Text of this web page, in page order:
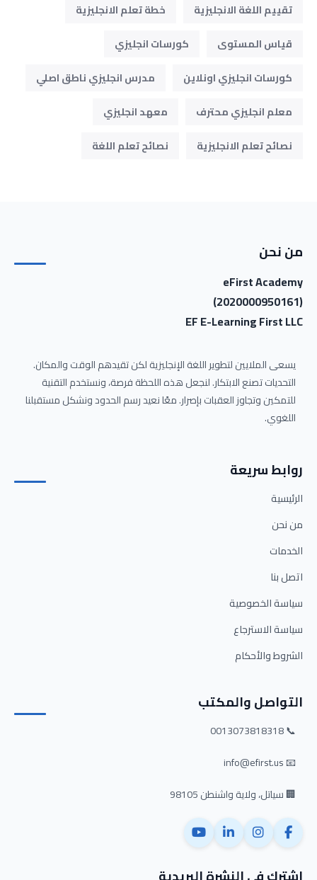
تقييم اللغة الانجليزية
خطة تعلم الانجليزية
قياس المستوى
كورسات انجليزي
كورسات انجليزي اونلاين
مدرس انجليزي ناطق اصلي
معلم انجليزي محترف
معهد انجليزي
نصائح تعلم الانجليزية
نصائح تعلم اللغة
من نحن
eFirst Academy
EF E-Learning First LLC
يسعى الملايين لتطوير اللغة الإنجليزية لكن تقيدهم الوقت والمكان.
التحديات تصنع الابتكار. لنجعل هذه اللحظة فرصة، ونستخدم التقنية
للتمكين وتجاوز العقبات بإصرار. معًا نعيد رسم الحدود ونشكل مستقبلنا
اللغوي.
روابط سريعة
الرئيسية
من نحن
الخدمات
اتصل بنا
سياسة الخصوصية
سياسة الاسترجاع
الشروط والأحكام
التواصل والمكتب
📞 0013073818318
📧 info@efirst.us
🏢 سياتل، ولاية واشنطن 98105